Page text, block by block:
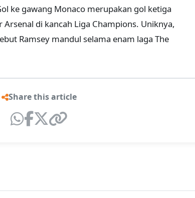
ke gawang Monaco merupakan gol ketiga
di kancah Liga Champions. Uniknya,
Ramsey mandul selama enam laga The
Share this article